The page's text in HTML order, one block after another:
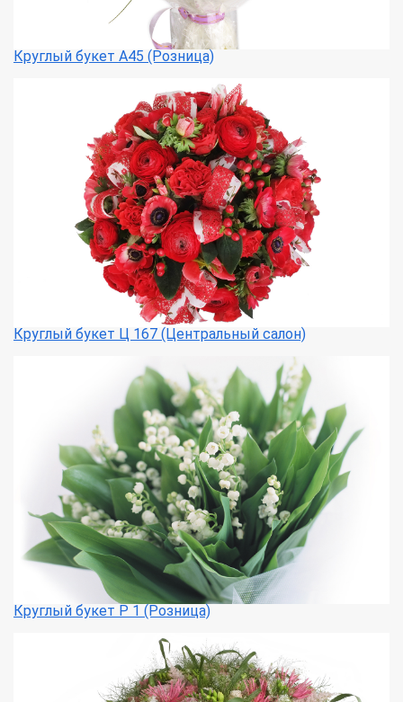
Круглый букет А45 (Розница)
Круглый букет Ц 167 (Центральный салон)
Круглый букет Р 1 (Розница)